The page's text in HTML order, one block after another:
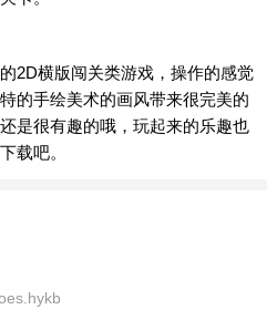
2D横版闯关类游戏，操作的感觉
的手绘美术的画风带来很完美的
是很有趣的哦，玩起来的乐趣也
载吧。